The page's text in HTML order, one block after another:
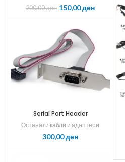
200,00ден 150,00ден
Serial Port Header
Останати кабли и адаптери
ден